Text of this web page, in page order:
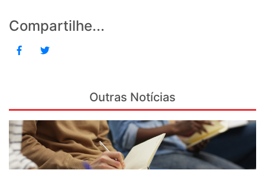
Compartilhe...
Outras Notícias